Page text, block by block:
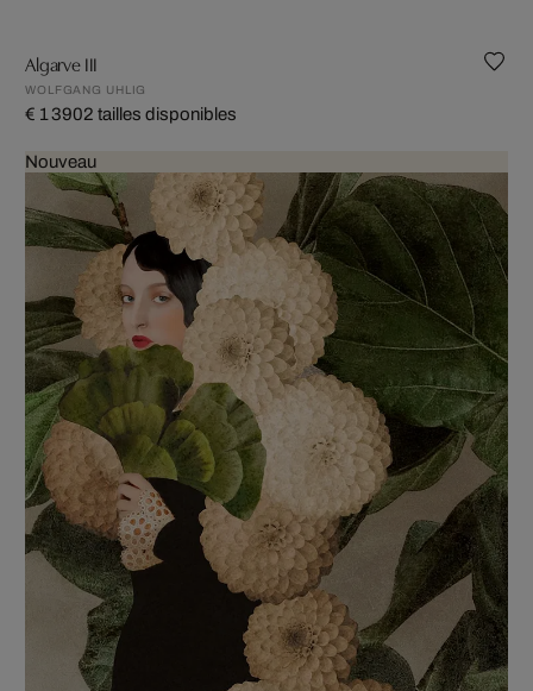
Algarve III
WOLFGANG UHLIG
€ 1 3902 tailles disponibles
Nouveau